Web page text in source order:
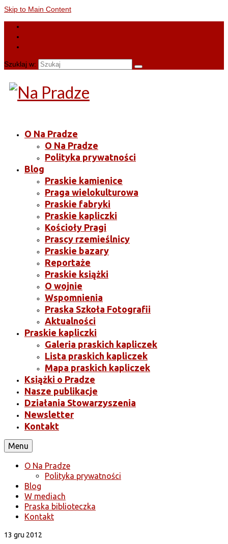
Skip to Main Content
Szuklaj w:
O Na Pradze
O Na Pradze
Polityka prywatności
Blog
Praskie kamienice
Praga wielokulturowa
Praskie fabryki
Praskie kapliczki
Kościoły Pragi
Prascy rzemieślnicy
Praskie bazary
Reportaże
Praskie książki
O wojnie
Wspomnienia
Praska Szkoła Fotografii
Aktualności
Praskie kapliczki
Galeria praskich kapliczek
Lista praskich kapliczek
Mapa praskich kapliczek
Książki o Pradze
Nasze publikacje
Działania Stowarzyszenia
Newsletter
Kontakt
Menu
O Na Pradze
Polityka prywatności
Blog
W mediach
Praska biblioteczka
Kontakt
13 gru 2012